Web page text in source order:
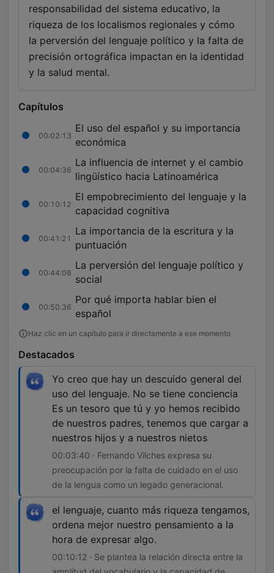
responsabilidad del sistema educativo, la
riqueza de los localismos regionales y cómo
la perversión del lenguaje político y la falta de
precisión ortográfica impactan en la identidad
y la salud mental.
Capítulos
00:02:13
El uso del español y su importancia
económica
00:04:36
La influencia de internet y el cambio
lingüístico hacia Latinoamérica
00:10:12
El empobrecimiento del lenguaje y la
capacidad cognitiva
00:41:21
La importancia de la escritura y la
puntuación
00:44:08
La perversión del lenguaje político y
social
00:50:36
Por qué importa hablar bien el
español
Haz clic en un capítulo para ir directamente a ese momento
Destacados
Yo creo que hay un descuido general del
uso del lenguaje. No se tiene conciencia
Es un tesoro que tú y yo hemos recibido
de nuestros padres, tenemos que cargar a
nuestros hijos y a nuestros nietos
00:03:40 · Fernando Vilches expresa su
preocupación por la falta de cuidado en el uso
de la lengua como un legado generacional.
el lenguaje, cuanto más riqueza tengamos,
ordena mejor nuestro pensamiento a la
hora de expresar algo.
00:10:12 · Se plantea la relación directa entre la